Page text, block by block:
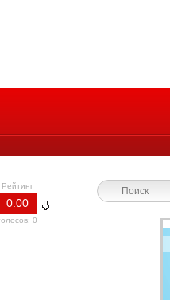
Рейтинг
0.00
0